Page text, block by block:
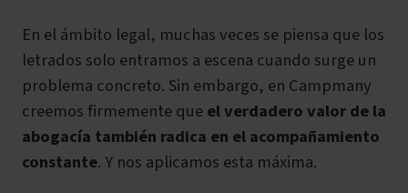
En el ámbito legal, muchas veces se piensa que los
letrados solo entramos a escena cuando surge un
problema concreto. Sin embargo, en Campmany
creemos firmemente queel verdadero valor de la
abogacía también radica en el acompañamiento
constante. Y nos aplicamos esta máxima.